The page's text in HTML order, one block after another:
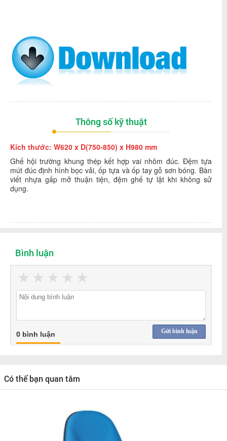
Thông số kỹ thuật
Kích thước: W620 x D(750-850) x H980 mm
Ghế hội trường khung thép kết hợp vai nhôm đúc. Đệm tựa
mút đúc định hình bọc vải, ốp tựa và ốp tay gỗ sơn bóng. Bàn
viết nhựa gấp mở thuận tiện, đệm ghế tự lật khi không sử
dụng.
Bình luận
★
★
★
★
★
Gửi bình luận
0 bình luận
Có thể bạn quan tâm